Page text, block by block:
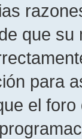
que
para
el